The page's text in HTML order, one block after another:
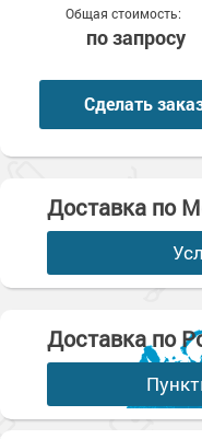
Общая стоимость:
по запросу
Сделать
Доставка по
Доставка по